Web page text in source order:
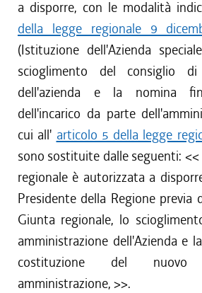
a disporre, con le modalità
della legge regionale 9
(Istituzione dell'Azienda
scioglimento del consiglio di
dell'azienda e la nomina
dell'incarico da parte
cui all' articolo 5 della legge
sono sostituite dalle seguenti: <<
regionale è autorizzata a
Presidente della Regione previa
Giunta regionale, lo
amministrazione dell'Azienda e
costituzione del
amministrazione, >>.